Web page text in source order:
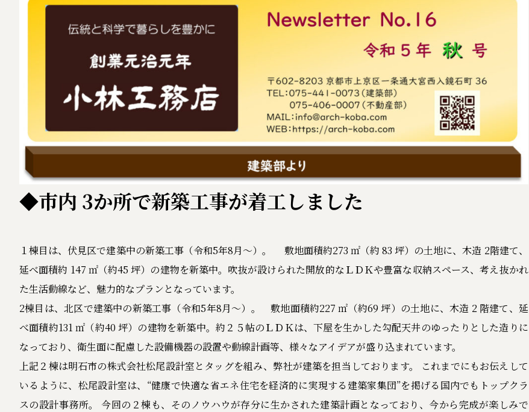
◆市内 3か所で新築工事が着工しました
１棟目は、伏見区で建築中の新築工事（令和5年8月～）。 敷地面積約273 ㎡（約 83 坪）の土地に、木造 2階建て、
延べ面積約 147 ㎡（約45 坪）の建物を新築中。吹抜が設けられた開放的なＬＤＫや豊富な収納スペース、考え抜かれ
た生活動線など、魅力的なプランとなっています。
2棟目は、北区で建築中の新築工事（令和5年8月～）。 敷地面積約227 ㎡（約69 坪）の土地に、木造 2 階建て、延
べ面積約131 ㎡（約40 坪）の建物を新築中。約２５帖のＬＤＫは、下屋を生かした勾配天井のゆったりとした造りに
なっており、衛生面に配慮した設備機器の設置や動線計画等、様々なアイデアが盛り込まれています。
上記２棟は明石市の株式会社松尾設計室とタッグを組み、弊社が建築を担当しております。 これまでにもお伝えして
いるように、松尾設計室は、“健康で快適な省エネ住宅を経済的に実現する建築家集団”を掲げる国内でもトップクラ
スの設計事務所。 今回の２棟も、そのノウハウが存分に生かされた建築計画となっており、今から完成が楽しみで